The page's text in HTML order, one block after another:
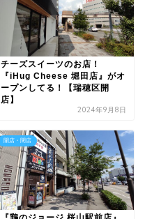
チーズスイーツのお店！
『iHug Cheese 堀田店』がオ
ープンしてる！【瑞穂区開
店】
2024年9月8日
開店・閉店